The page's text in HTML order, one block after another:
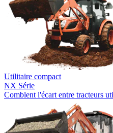
Utilitaire compact
NX Série
Comblent l'écart entre tracteurs